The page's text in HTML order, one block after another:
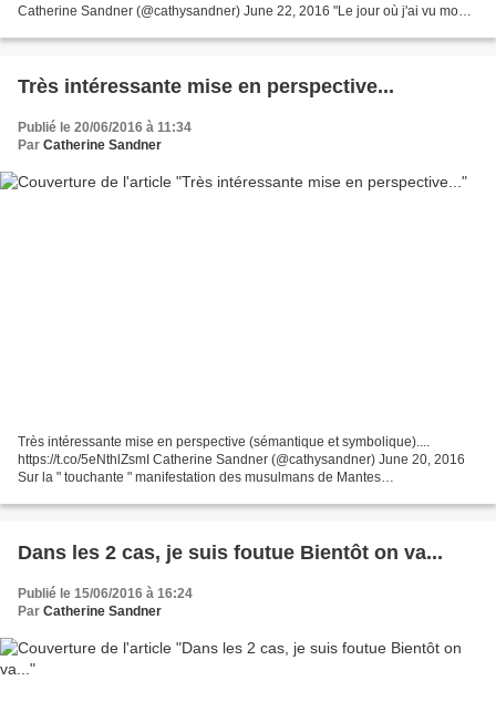
Catherine Sandner (@cathysandner) June 22, 2016 "Le jour où j'ai vu mon
Très intéressante mise en perspective...
Publié le 20/06/2016 à 11:34
Par Catherine Sandner
Très intéressante mise en perspective (sémantique et symbolique)....
https://t.co/5eNthlZsmI Catherine Sandner (@cathysandner) June 20, 2016
Sur la " touchante " manifestation des musulmans de Mantes
Dans les 2 cas, je suis foutue Bientôt on va...
Publié le 15/06/2016 à 16:24
Par Catherine Sandner